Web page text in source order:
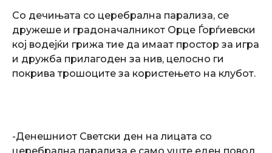
Со дечињата со церебрална парализа, се
дружеше и градоначалникот Орце Ѓорѓиевски
кој водејќи грижа тие да имаат простор за игра
и дружба прилагоден за нив, целосно ги
покрива трошоците за користењето на клубот.
-Денешниот Светски ден на лицата со